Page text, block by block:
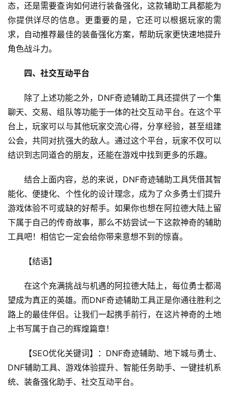
态，还是需要查询如何进行装备强化，这款辅助工具都能为
你提供详尽的信息。更重要的是，它还可以根据玩家的需
求，自动推荐最佳的装备强化方案，帮助玩家更快速地提升
角色战斗力。
四、社交互动平台
除了上述功能之外，DNF奇迹辅助工具还提供了一个集
聊天、交易、组队等功能于一体的社交互动平台。在这个平
台上，玩家可以与其他玩家交流心得，分享经验，甚至组建
公会，共同对抗强大的敌人。通过这个平台，玩家不仅可以
结识到志同道合的朋友，还能在游戏中找到更多的乐趣。
结合上面内容，总的来说，DNF奇迹辅助工具凭借其智
能化、便捷化、个性化的设计理念，成为了众多勇士们提升
游戏体验不可或缺的好帮手。如果你也想在阿拉德大陆上留
下属于自己的传奇故事，那么不妨尝试一下这款神奇的辅助
工具吧！相信它一定会给你带来意想不到的惊喜。
【结语】
在这个充满挑战与机遇的阿拉德大陆上，每位勇士都渴
望成为真正的英雄。而DNF奇迹辅助工具正是你通往胜利之
路上的最佳伴侣。让我们一起携手前行，在这片神奇的土地
上书写属于自己的辉煌篇章！
【SEO优化关键词】：DNF奇迹辅助、地下城与勇士、
DNF辅助工具、游戏体验提升、智能任务助手、一键挂机系
统、装备强化助手、社交互动平台。